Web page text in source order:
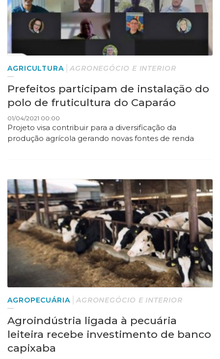
AGRICULTURA AGRONEGÓCIO E INTERIOR
Prefeitos participam de instalação do
polo de fruticultura do Caparáo
01/04/2021 00:00
Projeto visa contribuir para a diversificação da
produção agrícola gerando novas fontes de renda
AGROPECUÁRIA AGRONEGÓCIO E INTERIOR
Agroindústria ligada à pecuária
leiteira recebe investimento de banco
capixaba